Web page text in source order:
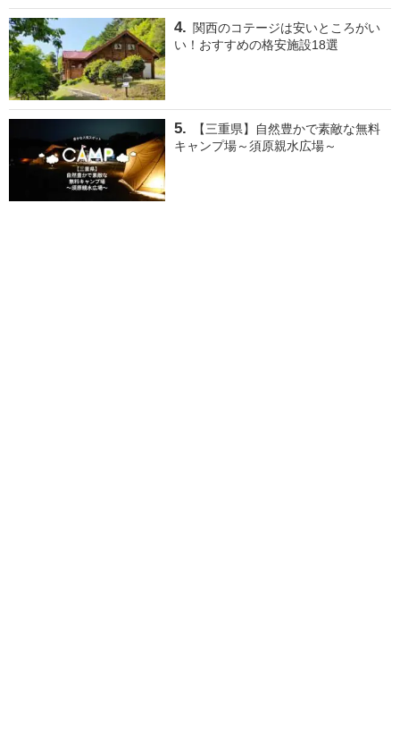
関西のコテージは安いところがい
い！おすすめの格安施設18選
【三重県】自然豊かで素敵な無料
キャンプ場～須原親水広場～